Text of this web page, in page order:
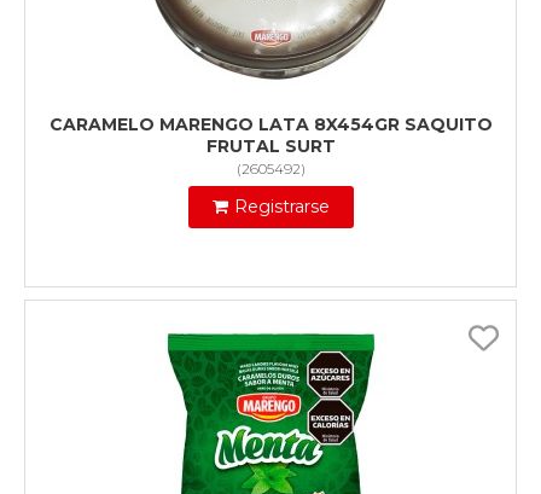
CARAMELO MARENGO LATA 8X454GR SAQUITO
FRUTAL SURT
(2605492)
Registrarse